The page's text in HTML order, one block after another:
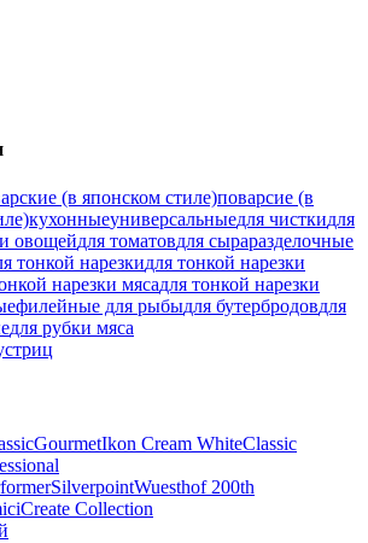
(в японском стиле)поварсие (в
кухонныеуниверсальныедля чисткидля
овощейдля томатовдля сыраразделочные
тонкой нарезкидля тонкой нарезки
нарезки мясадля тонкой нарезки
филейные для рыбыдля бутербродовдля
для рубки мяса
GourmetIkon Cream WhiteClassic
SilverpointWuesthof 200th
Create Collection